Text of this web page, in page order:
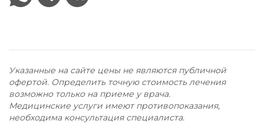
Указанные на сайте цены не являются публичной
офертой. Определить точную стоимость лечения
возможно только на приеме у врача.
Медицинские услуги имеют противопоказания,
необходима консультация специалиста.